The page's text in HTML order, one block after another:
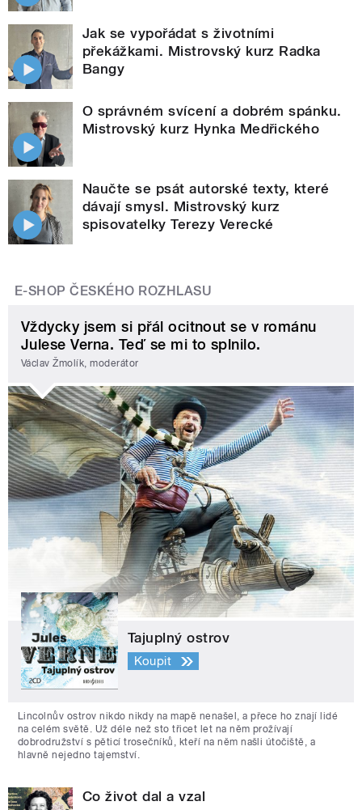
Jak se vypořádat s životními
překážkami. Mistrovský kurz Radka
Bangy
O správném svícení a dobrém spánku.
Mistrovský kurz Hynka Medřického
Naučte se psát autorské texty, které
dávají smysl. Mistrovský kurz
spisovatelky Terezy Verecké
E-SHOP ČESKÉHO ROZHLASU
Vždycky jsem si přál ocitnout se v románu
Julese Verna. Teď se mi to splnilo.
Václav Žmolík, moderátor
Tajuplný ostrov
Koupit
Lincolnův ostrov nikdo nikdy na mapě nenašel, a přece ho znají lidé
na celém světě. Už déle než sto třicet let na něm prožívají
dobrodružství s pěticí trosečníků, kteří na něm našli útočiště, a
hlavně nejedno tajemství.
Co život dal a vzal